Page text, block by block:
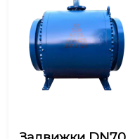
25 г. За эти четыре з
ахватывающих дня
наша команда име...